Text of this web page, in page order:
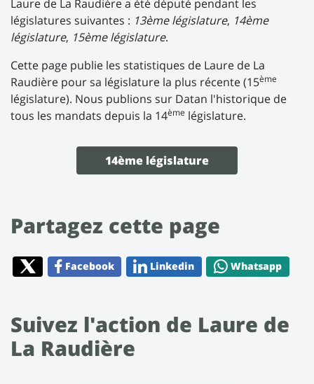
Laure de La Raudière a été député pendant les
législatures suivantes : 13ème législature, 14ème
législature, 15ème législature.
Cette page publie les statistiques de Laure de La
Raudière pour sa législature la plus récente (15ème
législature). Nous publions sur Datan l'historique de
tous les mandats depuis la 14ème législature.
14ème législature
Partagez cette page
Facebook Linkedin Whatsapp
Suivez l'action de Laure de
La Raudière